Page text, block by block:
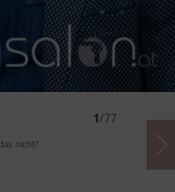
1/77
nicht?